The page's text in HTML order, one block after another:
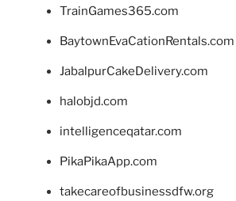
TrainGames365.com
BaytownEvaCationRentals.com
JabalpurCakeDelivery.com
halobjd.com
intelligenceqatar.com
PikaPikaApp.com
takecareofbusinessdfw.org